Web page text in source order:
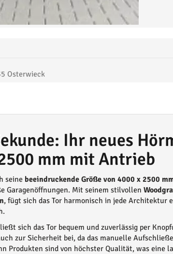
Osterwieck
Ihr neues
mm mit Antrieb
seine beeindruckende Größe von 4000 x 2500
Garagenöffnungen. Mit seinem stilvollen
, fügt sich das Tor harmonisch in jede Architektur
sich das Tor bequem und zuverlässig per
zur Sicherheit bei, da das manuelle
Produkten sind von höchster Qualität, was eine